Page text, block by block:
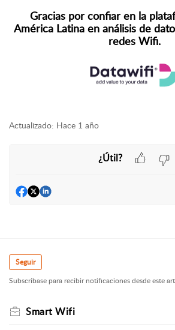
Gracias por confiar en la
América Latina en análisis de
redes Wifi.
Actualizado: Hace 1 año
¿Útil?
Seguir
Subscríbase para recibir notificaciones desde este
Smart Wifi